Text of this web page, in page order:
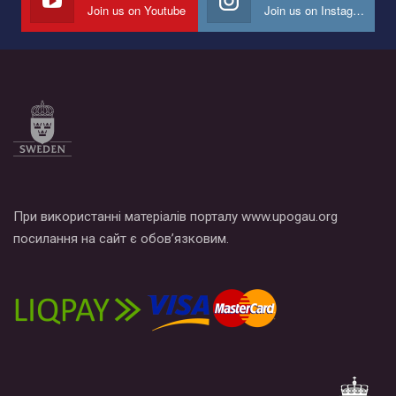
Join us on Youtube Join us on Instagram
При використанні матеріалів порталу www.upogau.org
посилання на сайт є обов’язковим.